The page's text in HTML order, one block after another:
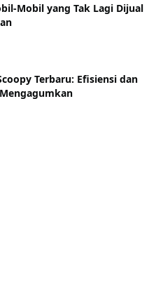
Mobil yang Tak Lagi Dijual
Terbaru: Efisiensi dan